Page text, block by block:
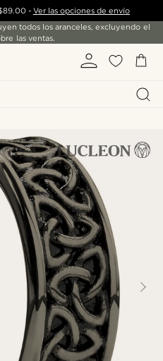
- Ver las opciones de envío
todos los aranceles, excluyendo el
las ventas.